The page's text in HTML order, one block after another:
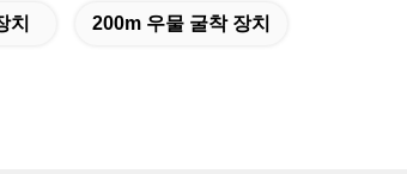
치 200m 우물 굴착 장치